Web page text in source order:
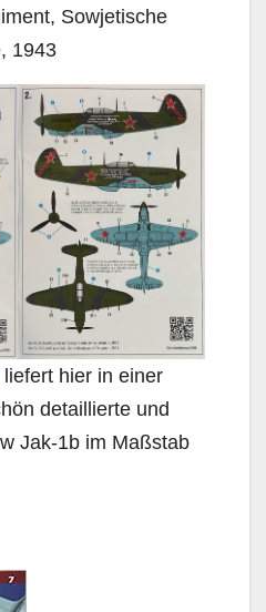
Sowjetische
1943
liefert hier in einer
detaillierte und
Jak-1b im Maßstab